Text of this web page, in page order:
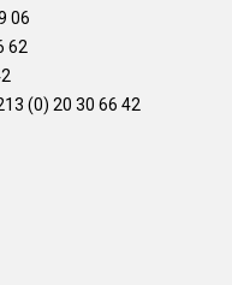
06
62
(0) 20 30 66 42